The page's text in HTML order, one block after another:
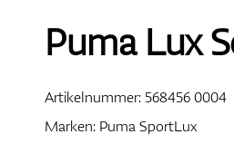
Puma Lux
Artikelnummer:568456 0004
Marken: Puma SportLux